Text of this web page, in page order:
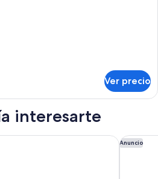
Ver precio
interesarte
Resort Anuncio